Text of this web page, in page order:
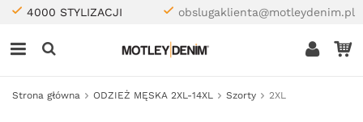
4000 STYLIZACJI obslugaklienta@motleydenim.pl
Strona główna ODZIEŻ MĘSKA 2XL-14XL Szorty 2XL